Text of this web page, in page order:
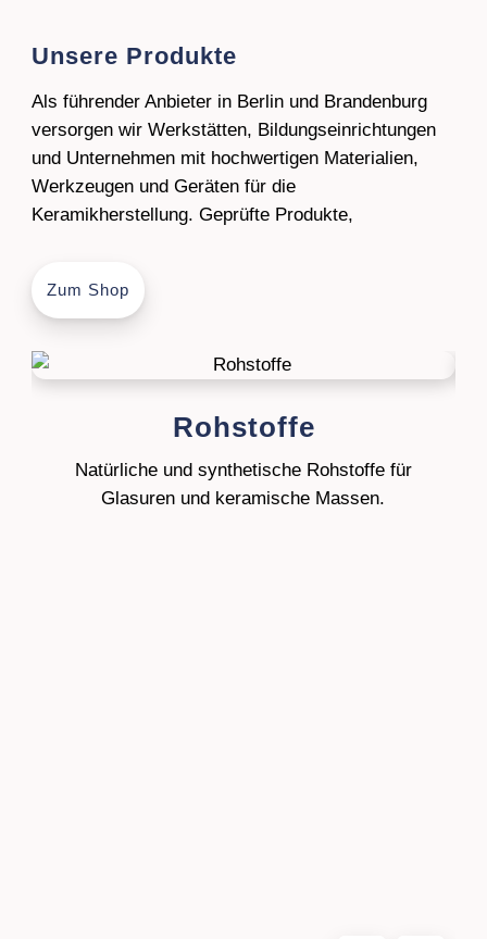
Unsere Produkte
Als führender Anbieter in Berlin und Brandenburg
versorgen wir Werkstätten, Bildungseinrichtungen
und Unternehmen mit hochwertigen Materialien,
Werkzeugen und Geräten für die
Keramikherstellung. Geprüfte Produkte,
Zum Shop
Rohstoffe
Natürliche und synthetische Rohstoffe für
Glasuren und keramische Massen.